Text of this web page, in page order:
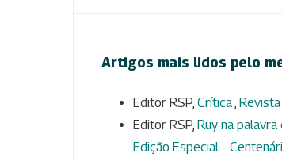
Artigos mais lidos pelo
Editor RSP, Crítica,
Editor RSP, Ruy na
Edição Especial -